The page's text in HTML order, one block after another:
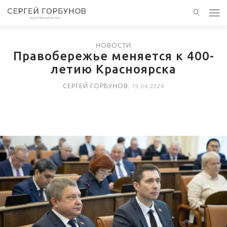
НОВОСТИ
ПОЛЕЗНЫЙ ОПЫТ
БЛАГОТВОРИТЕЛЬНОСТЬ
НОВОСТИ
Правобережье меняется к 400-
летию Красноярска
СЕРГЕЙ ГОРБУНОВ, 19.04.2024